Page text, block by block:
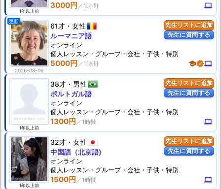
1年以上前
3000円 computer
先生リストに追加
先生に質問する
更新
2026-08-06
61才 女性
5000円 schoolverifiedcomputer
ルーマニア語
オンライン
個人 レッスン ・グループ・会社・子供・特別
先生リストに追加
先生に質問する
1年以上前
38才 男性
1300円 computer
ポルトガル語
オンライン
個人 レッスン ・グループ・会社・子供・特別
先生リストに追加
先生に質問する
1年以上前
32才 女性
1500円 computer
中国語（北京語)
オンライン
個人 レッスン ・グループ・会社・子供・特別